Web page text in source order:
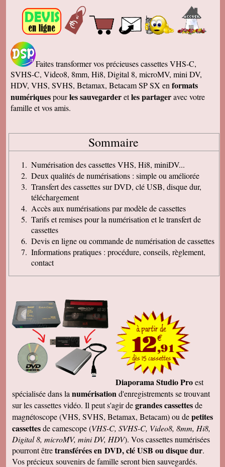
Faites transformer vos précieuses cassettes VHS-C,
SVHS-C, Video8, 8mm, Hi8, Digital 8, microMV, mini DV,
HDV, VHS, SVHS, Betamax, Betacam SP SX en formats
numériquespourles sauvegarderetles partageravec votre
famille et vos amis.
Sommaire
Numérisation des cassettes VHS, Hi8, miniDV...
Deux qualités de numérisations : simple ou améliorée
Transfert des cassettes sur DVD, clé USB, disque dur,
téléchargement
Accès aux numérisations par modèle de cassettes
Tarifs et remises pour la numérisation et le transfert de
cassettes
Devis en ligne ou commande de numérisation de cassettes
Informations pratiques : procédure, conseils, règlement,
contact
Diaporama Studio Proest
spécialisée dans la numérisationd'enregistrements se trouvant
sur les cassettes vidéo. Il peut s'agir degrandes cassettesde
magnétoscope (VHS, SVHS, Betamax, Betacam) ou depetites
cassettesde camescope (VHS-C, SVHS-C, Video8, 8mm, Hi8,
Digital 8, microMV, mini DV, HDV). Vos cassettes numérisées
pourront êtretransférées en DVD, clé USB ou disque dur.
Vos précieux souvenirs de famille seront bien sauvegardés.